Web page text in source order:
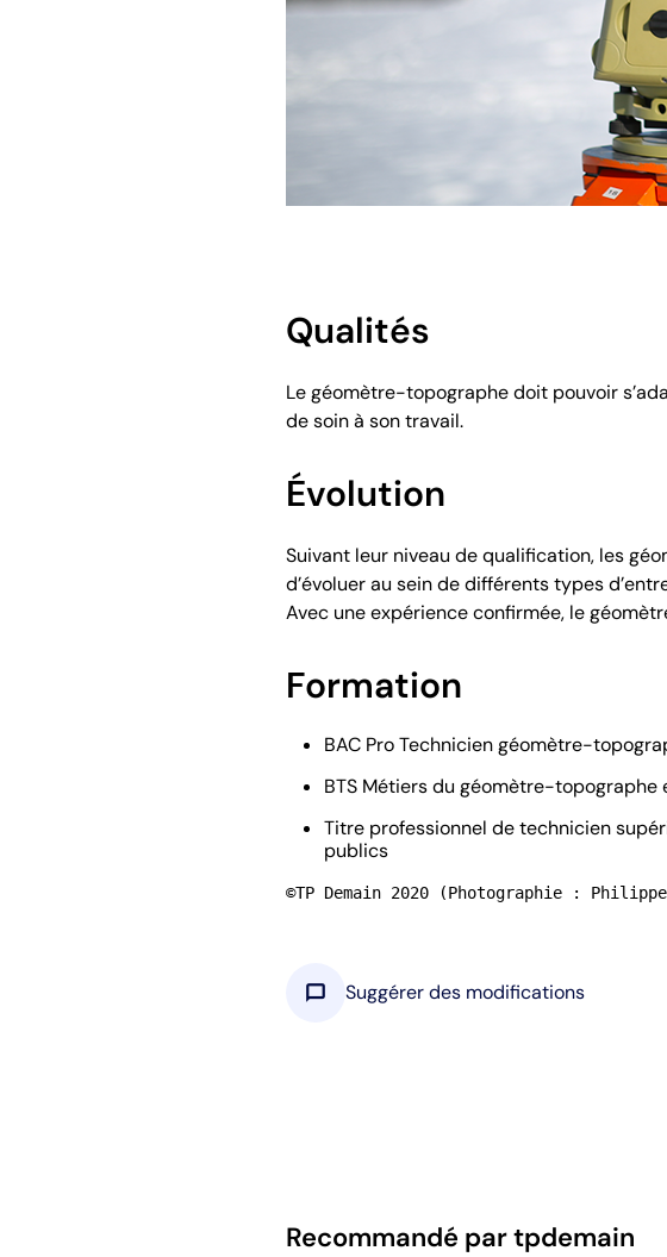
Qualités
Le géomètre-topographe doit pouvoir
de soin à son travail.
Évolution
Suivant leur niveau de qualification, les
d’évoluer au sein de différents types
Avec une expérience confirmée, le
Formation
BAC Pro Technicien géomètre-
BTS Métiers du géomètre-
Titre professionnel de technicien
publics
©TP Demain 2020 (Photographie : Philippe
chat_bubble Suggérer des modifications
Recommandé par tpdemain